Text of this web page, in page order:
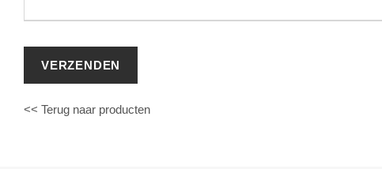
<< Terug naar producten